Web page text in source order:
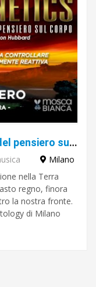
Film Ticket Dianetics la forza del pensiero sul corpo
Milano
nella Terra
regno, finora
la nostra fronte.
di Milano